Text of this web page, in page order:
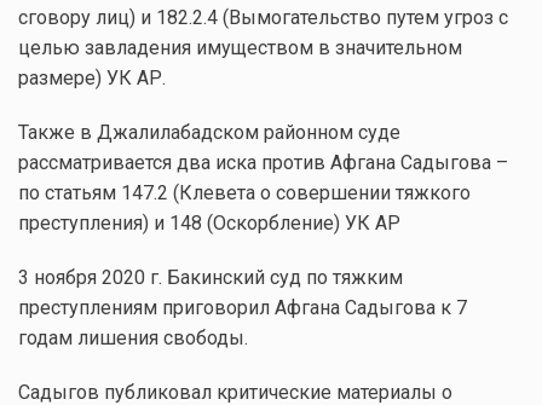
сговору лиц) и 182.2.4 (Вымогательство путем угроз с
целью завладения имуществом в значительном
размере) УК АР.
Также в Джалилабадском районном суде
рассматривается два иска против Афгана Садыгова –
по статьям 147.2 (Клевета о совершении тяжкого
преступления) и 148 (Оскорбление) УК АР
3 ноября 2020 г. Бакинский суд по тяжким
преступлениям приговорил Афгана Садыгова к 7
годам лишения свободы.
Садыгов публиковал критические материалы о